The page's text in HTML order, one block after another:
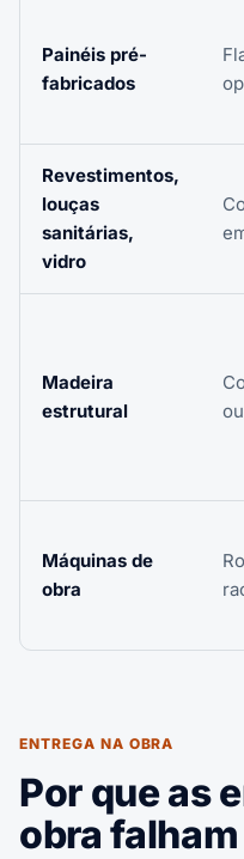
Painéis pré-
fabricados
Revestimentos,
louças
sanitárias,
vidro
Madeira
estrutural
Máquinas de
obra
ENTREGA NA OBRA
Por que as
obra falham